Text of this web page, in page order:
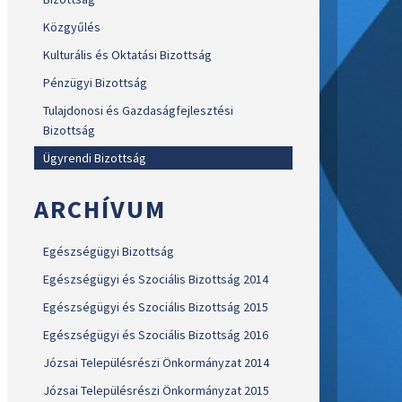
Közgyűlés
Kulturális és Oktatási Bizottság
Pénzügyi Bizottság
Tulajdonosi és Gazdaságfejlesztési
Bizottság
Ügyrendi Bizottság
ARCHÍVUM
Egészségügyi Bizottság
Egészségügyi és Szociális Bizottság 2014
Egészségügyi és Szociális Bizottság 2015
Egészségügyi és Szociális Bizottság 2016
Józsai Településrészi Önkormányzat 2014
Józsai Településrészi Önkormányzat 2015